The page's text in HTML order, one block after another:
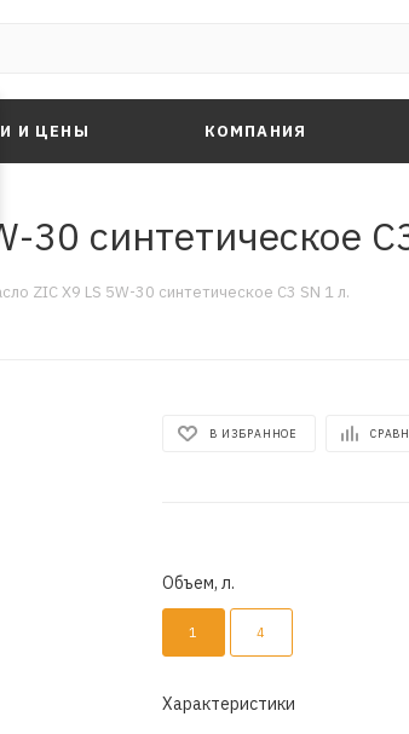
И ЦЕНЫ КОМПАНИЯ
30 синтетическое
ZIC X9 LS 5W-30 синтетическое C3 SN 1 л.
В ИЗБРАННОЕ
Объем, л.
1 4
Характеристики